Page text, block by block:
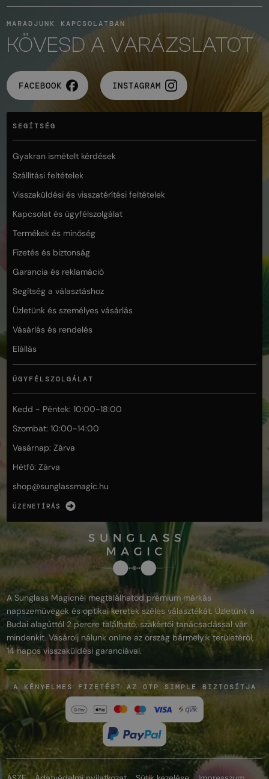
MARADJUNK KAPCSOLATBAN
KÖVESD A VARÁZSLATOT
FACEBOOK INSTAGRAM
SEGÍTSÉG
Gyakran ismételt kérdések
Szállítási feltételek
Visszaküldési és visszatérítési feltételek
Kapcsolat és ügyfélszolgálat
Termékek és minőség
Fizetés és biztonság
Garancia és reklamáció
Segítség a választáshoz
Üzletünk és személyes vásárlás
Vásárlás és rendelés
Elállás
ÜGYFÉLSZOLGÁLAT
Kedd - Péntek: 10:00-18:00
Szombat: 10:00-14:00
Vasárnap: Zárva
Hétfő: Zárva
shop@sunglassmagic.hu
ÜZENETÍRÁS
A Sunglass Magicnél megtalálhatod prémium márkás
napszemüvegek és optikai keretek széles választékát. Üzletünk a
Budai alagúttól 2 percre található, szakértői tanácsadással vár
mindenkit. Vásárolj nálunk online az ország bármelyik területéről,
14 napos visszaküldési garanciával.
A KÉNYELMES FIZETÉST AZ OTP SIMPLE BIZTOSÍTJA